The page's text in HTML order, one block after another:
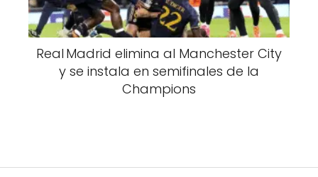
Real Madrid elimina al Manchester City
y se instala en semifinales de la
Champions